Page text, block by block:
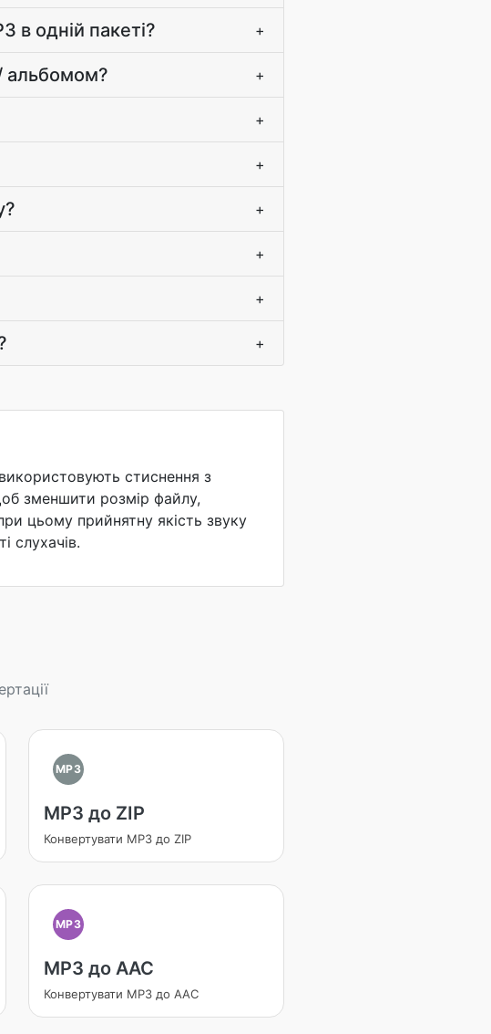
в одній пакеті? +
альбомом? +
+
+
+
+
+
+
стиснення з
зменшити розмір файлу,
цьому прийнятну якість звуку
слухачів.
MP3
MP3 до ZIP
Конвертувати MP3 до ZIP
MP3
MP3 до AAC
Конвертувати MP3 до AAC